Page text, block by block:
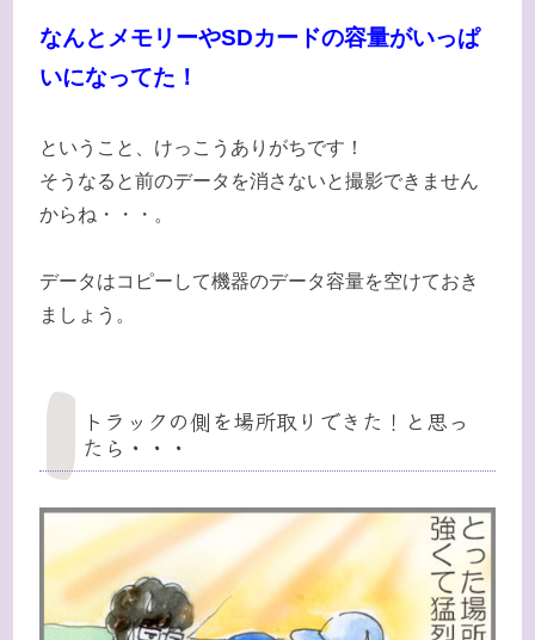
なんとメモリーやSDカードの容量がいっぱ
いになってた！
ということ、けっこうありがちです！
そうなると前のデータを消さないと撮影できません
からね・・・。
データはコピーして機器のデータ容量を空けておき
ましょう。
トラックの側を場所取りできた！と思っ
たら・・・